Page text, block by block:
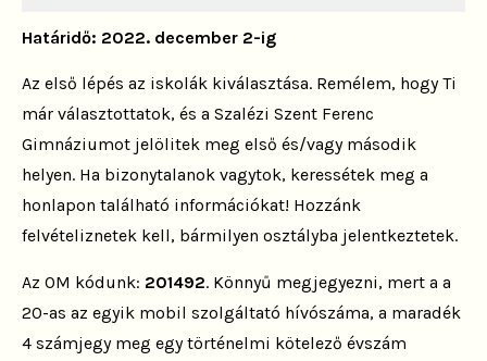
Határidő: 2022. december 2-ig
Az első lépés az iskolák kiválasztása. Remélem, hogy Ti
már választottatok, és a Szalézi Szent Ferenc
Gimnáziumot jelölitek meg első és/vagy második
helyen. Ha bizonytalanok vagytok, keressétek meg a
honlapon található információkat! Hozzánk
felvételiznetek kell, bármilyen osztályba jelentkeztetek.
Az OM kódunk: 201492. Könnyű megjegyezni, mert a a
20-as az egyik mobil szolgáltató hívószáma, a maradék
4 számjegy meg egy történelmi kötelező évszám